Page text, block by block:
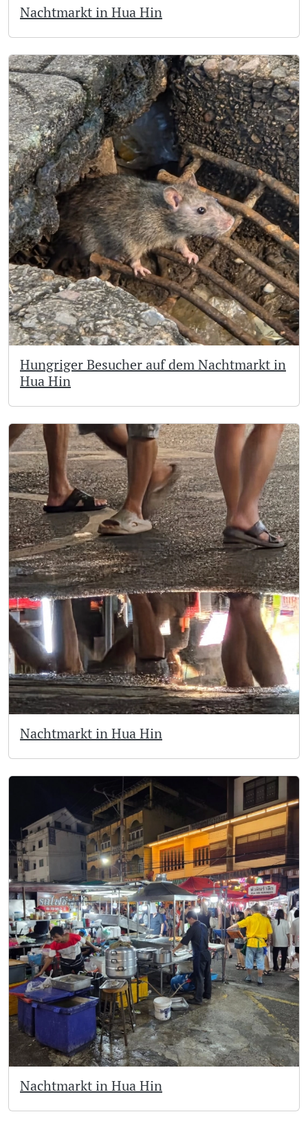
Nachtmarkt in Hua Hin
Hungriger Besucher auf dem Nachtmarkt in
Hua Hin
Nachtmarkt in Hua Hin
Nachtmarkt in Hua Hin